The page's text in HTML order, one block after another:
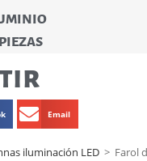
Email
iluminación LED > Farol